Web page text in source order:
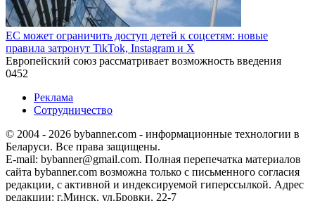
ЕС может ограничить доступ детей к соцсетям: новые
правила затронут TikTok, Instagram и X
Европейский союз рассматривает возможность введения
0452
Реклама
Сотрудничество
© 2004 - 2026 bybanner.com - информационные технологии в
Беларуси. Все права защищены.
E-mail: bybanner@gmail.com. Полная перепечатка материалов
сайта bybanner.com возможна только с письменного согласия
редакции, с активной и индексируемой гиперссылкой. Адрес
редакции: г.Минск, ул.Бровки, 22-7